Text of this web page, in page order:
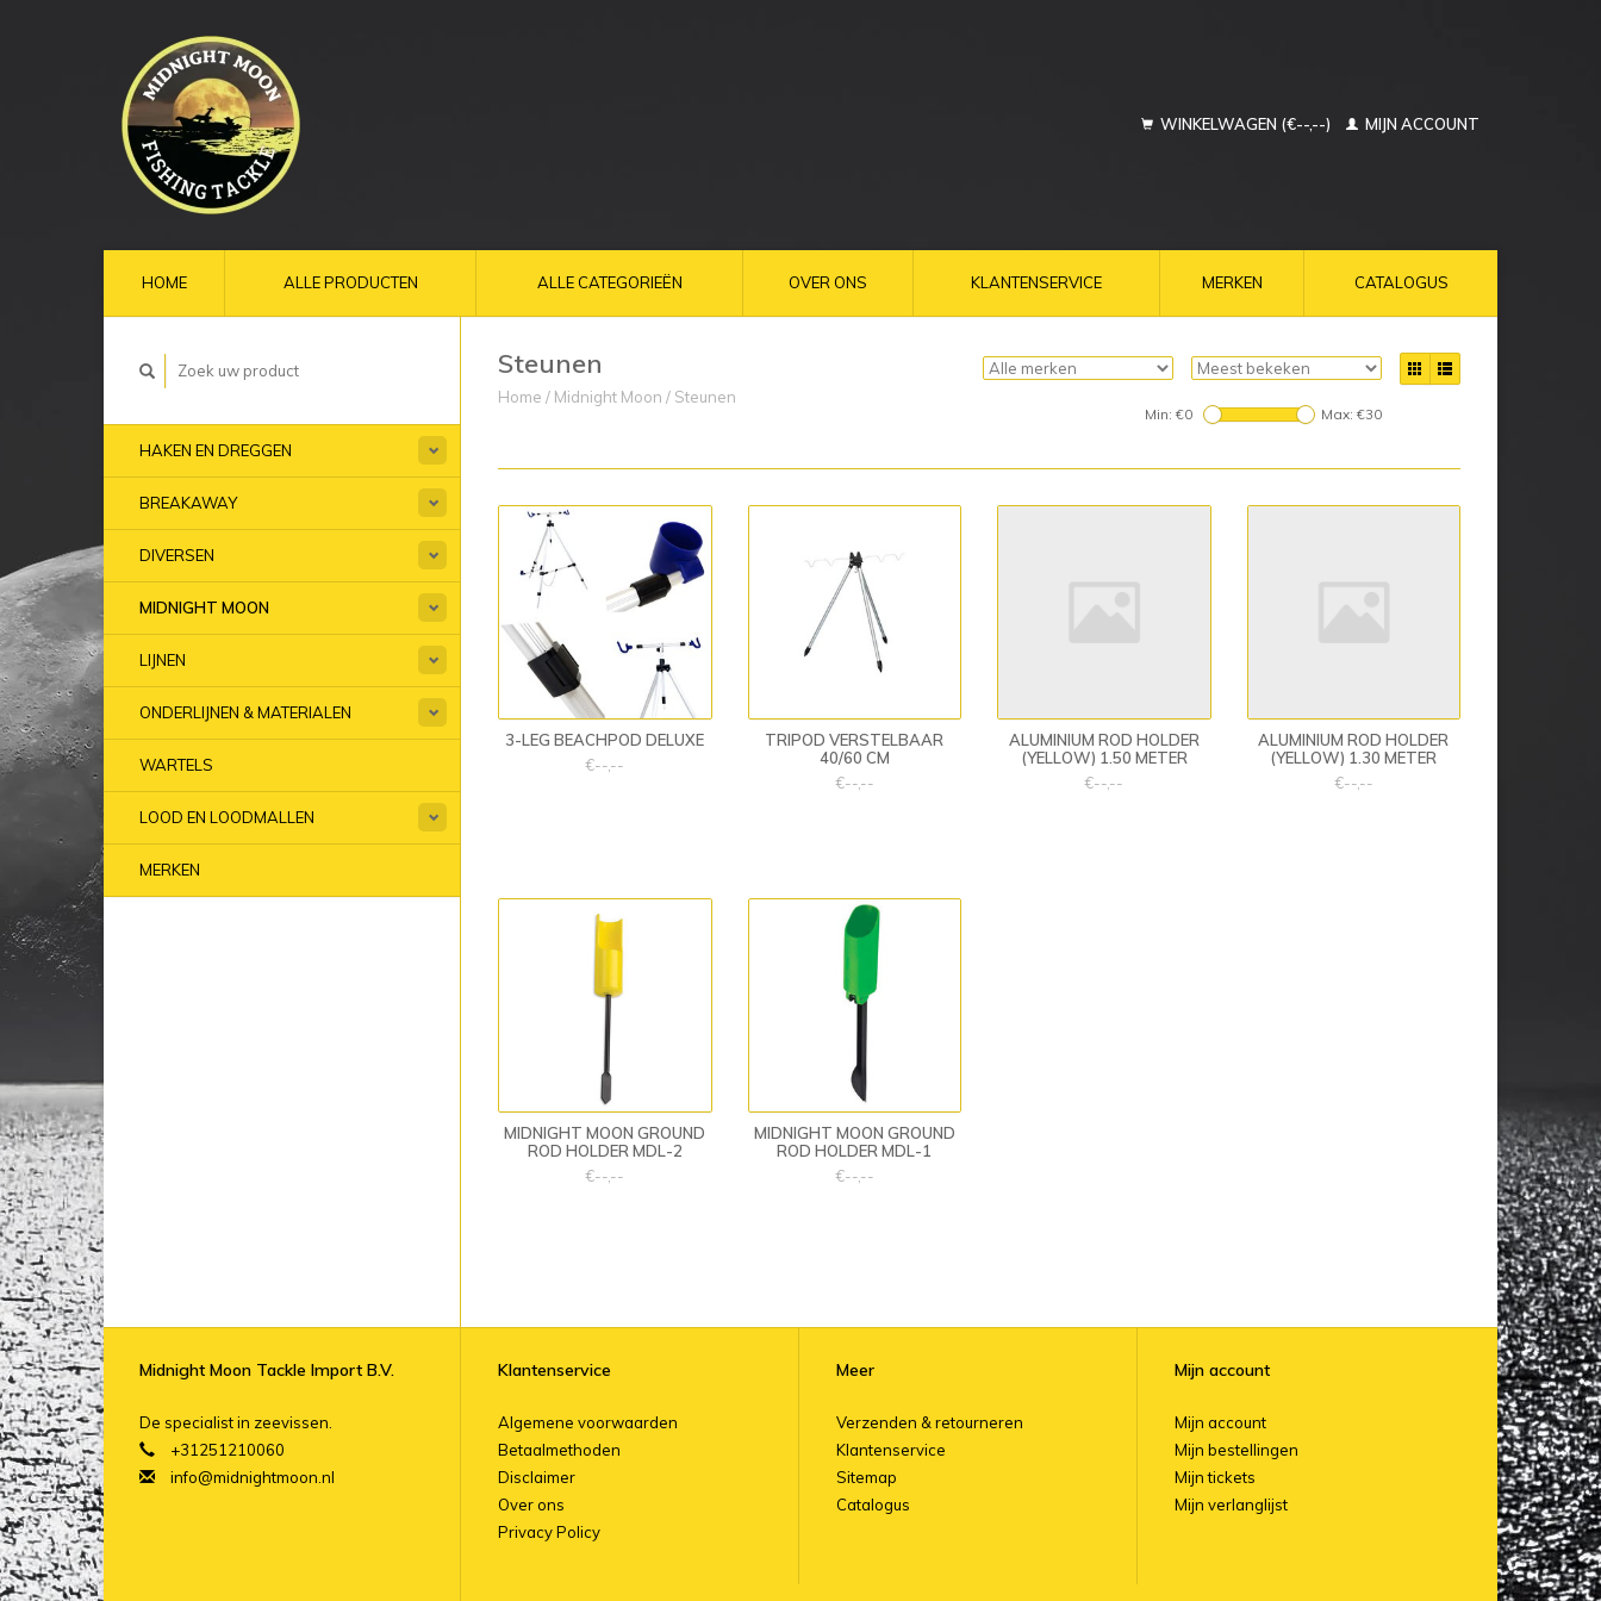
WINKELWAGEN (€--,--) MIJN ACCOUNT
HOME ALLE PRODUCTEN ALLE CATEGORIEËN OVER ONS KLANTENSERVICE MERKEN CATALOGUS
HAKEN EN DREGGEN
BREAKAWAY
DIVERSEN
MIDNIGHT MOON
LIJNEN
ONDERLIJNEN & MATERIALEN
WARTELS
LOOD EN LOODMALLEN
MERKEN
Steunen
Home / Midnight Moon / Steunen
Min: €0 Max: €30
3-LEG BEACHPOD DELUXE
€--,--
TRIPOD VERSTELBAAR
40/60 CM
€--,--
ALUMINIUM ROD HOLDER
(YELLOW) 1.50 METER
€--,--
ALUMINIUM ROD HOLDER
(YELLOW) 1.30 METER
€--,--
MIDNIGHT MOON GROUND
ROD HOLDER MDL-2
€--,--
MIDNIGHT MOON GROUND
ROD HOLDER MDL-1
€--,--
Midnight Moon Tackle Import B.V.
De specialist in zeevissen.
+31251210060
info@midnightmoon.nl
Klantenservice
Algemene voorwaarden
Betaalmethoden
Disclaimer
Over ons
Privacy Policy
Meer
Verzenden & retourneren
Klantenservice
Sitemap
Catalogus
Mijn account
Mijn account
Mijn bestellingen
Mijn tickets
Mijn verlanglijst